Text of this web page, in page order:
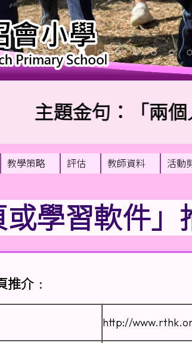
主題金句：「兩個人
教學策略 評估 教師資料 活動
或學習軟件」
推介﹕
http://